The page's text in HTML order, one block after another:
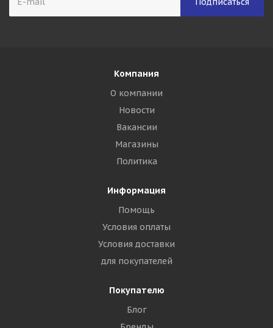
Компания
О компании
Новости
Вакансии
Магазины
Политика
Информация
Помощь
Условия оплаты
Условия доставки
для покупателей
Покупателю
Блог